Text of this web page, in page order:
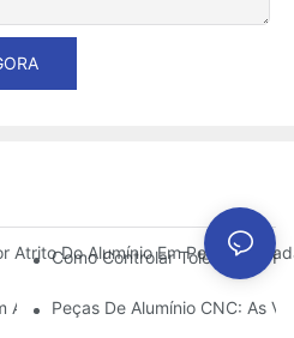
Atrito Do Alumínio Em Peças
Como Controlar Tolerâncias
Alumínio: Personalização Para
Peças De Alumínio CNC: As